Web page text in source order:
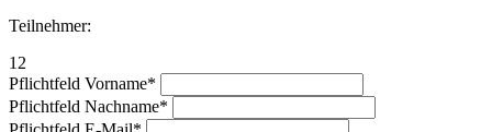
Teilnehmer:
12
Pflichtfeld Vorname*
Pflichtfeld Nachname*